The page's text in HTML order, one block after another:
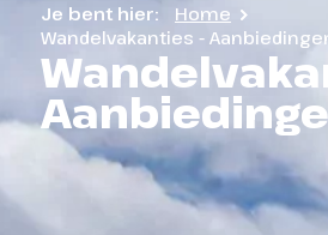
Je bent hier:
Home
Wandelvakanties -